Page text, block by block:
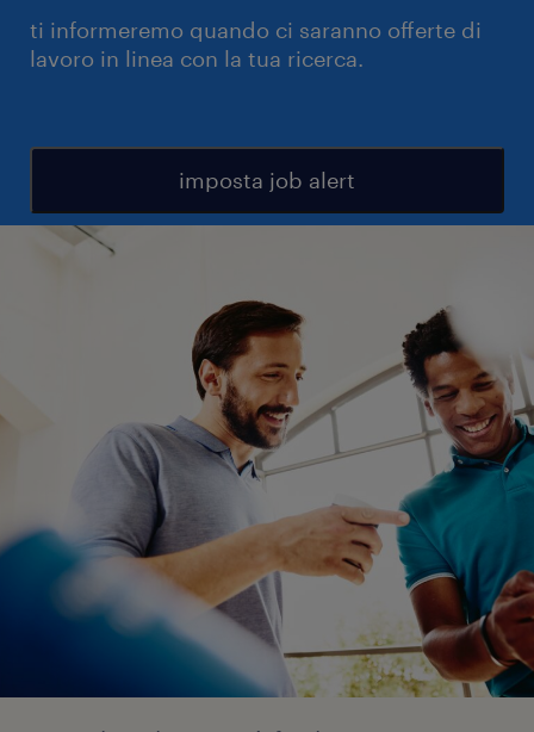
ti informeremo quando ci saranno offerte di
lavoro in linea con la tua ricerca.
imposta job alert